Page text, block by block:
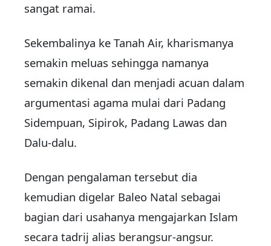
sangat ramai.
Sekembalinya ke Tanah Air, kharismanya
semakin meluas sehingga namanya
semakin dikenal dan menjadi acuan dalam
argumentasi agama mulai dari Padang
Sidempuan, Sipirok, Padang Lawas dan
Dalu-dalu.
Dengan pengalaman tersebut dia
kemudian digelar Baleo Natal sebagai
bagian dari usahanya mengajarkan Islam
secara tadrij alias berangsur-angsur.